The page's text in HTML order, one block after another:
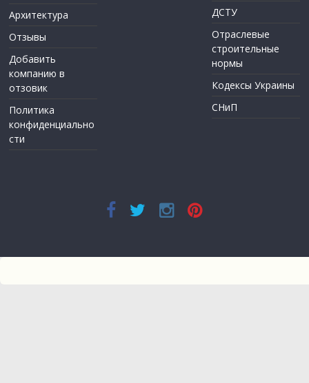
Архитектура
Отзывы
Добавить
компанию в
отзовик
Политика
конфиденциально
сти
ДСТУ
Отраслевые
строительные
нормы
Кодексы Украины
СНиП